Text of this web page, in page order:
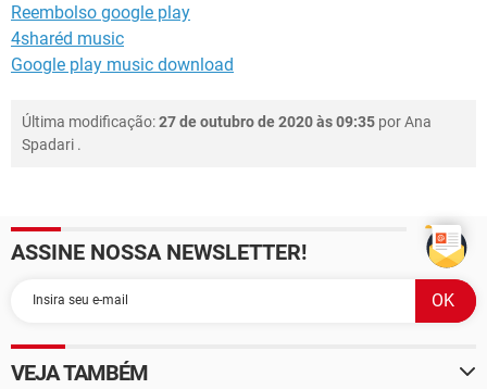
Reembolso google play
4sharéd music
Google play music download
Última modificação:27 de outubro de 2020 às 09:35 porAna
Spadari .
ASSINE NOSSA NEWSLETTER!
VEJA TAMBÉM